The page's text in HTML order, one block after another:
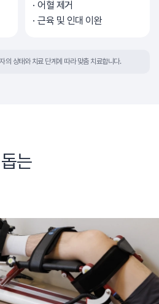
어혈 제거
근육 및 인대 이완
의 상태와 치료 단계에 따라 맞춤 치료합니다.
는